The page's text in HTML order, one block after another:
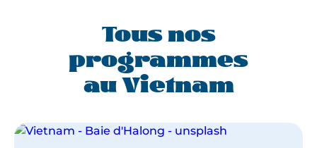
Tous nos
programmes
au Vietnam